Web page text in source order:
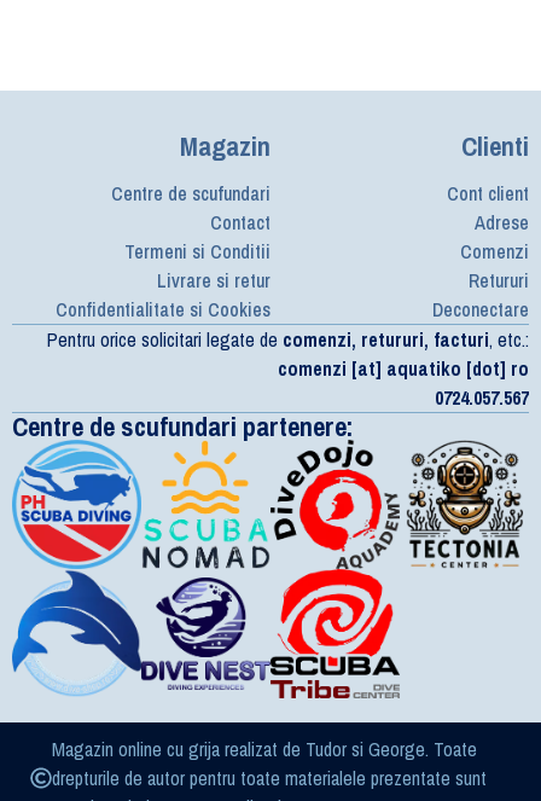
Magazin
Centre de scufundari
Contact
Termeni si Conditii
Livrare si retur
Confidentialitate si Cookies
Clienti
Cont client
Adrese
Comenzi
Retururi
Deconectare
Pentru orice solicitari legate de comenzi, retururi, facturi, etc.:
comenzi [at] aquatiko [dot] ro
0724.057.567
Centre de scufundari partenere:
Magazin online cu grija realizat de Tudor si George. Toate
drepturile de autor pentru toate materialele prezentate sunt